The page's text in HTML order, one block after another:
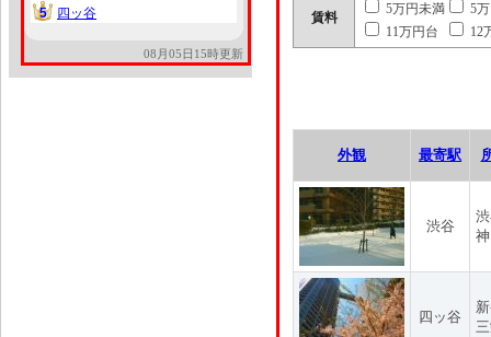
5
5 四ッ谷
08月05日15時更新
賃料
5万円未満
5
11万円台
12
外観 最寄駅
渋谷
四ッ谷